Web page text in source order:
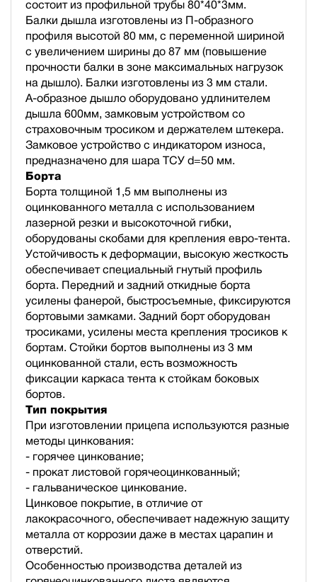
состоит из профильной трубы 80*40*3мм.
Балки дышла изготовлены из П-образного
профиля высотой 80 мм, с переменной шириной
с увеличением ширины до 87 мм (повышение
прочности балки в зоне максимальных нагрузок
на дышло). Балки изготовлены из 3 мм стали.
А-образное дышло оборудовано удлинителем
дышла 600мм, замковым устройством со
страховочным тросиком и держателем штекера.
Замковое устройство с индикатором износа,
предназначено для шара ТСУ d=50 мм.
Борта
Борта толщиной 1,5 мм выполнены из
оцинкованного металла с использованием
лазерной резки и высокоточной гибки,
оборудованы скобами для крепления евро-тента.
Устойчивость к деформации, высокую жесткость
обеспечивает специальный гнутый профиль
борта. Передний и задний откидные борта
усилены фанерой, быстросъемные, фиксируются
бортовыми замками. Задний борт оборудован
тросиками, усилены места крепления тросиков к
бортам. Стойки бортов выполнены из 3 мм
оцинкованной стали, есть возможность
фиксации каркаса тента к стойкам боковых
бортов.
Тип покрытия
При изготовлении прицепа используются разные
методы цинкования:
- горячее цинкование;
- прокат листовой горячеоцинкованный;
- гальваническое цинкование.
Цинковое покрытие, в отличие от
лакокрасочного, обеспечивает надежную защиту
металла от коррозии даже в местах царапин и
отверстий.
Особенностью производства деталей из